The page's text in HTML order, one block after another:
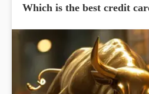
Which is the best credit